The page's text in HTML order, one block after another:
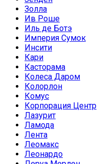
Золла
Ив Роше
Иль де Ботэ
Империя Сумок
Инсити
Кари
Касторама
Колеса Даром
Колорлон
Комус
Корпорация Центр
Лазурит
Ламода
Лента
Леомакс
Леонардо